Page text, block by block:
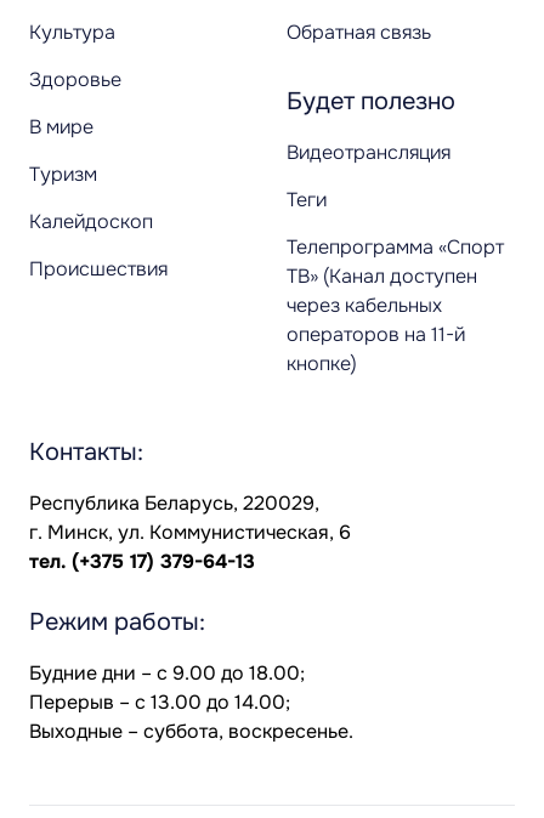
Культура
Здоровье
В мире
Туризм
Калейдоскоп
Происшествия
Обратная связь
Будет полезно
Видеотрансляция
Теги
Телепрограмма «Спорт
ТВ» (Канал доступен
через кабельных
операторов на 11-й
кнопке)
Контакты:
Республика Беларусь, 220029,
г. Минск, ул. Коммунистическая, 6
тел. (+375 17) 379-64-13
Режим работы:
Будние дни – с 9.00 до 18.00;
Перерыв – с 13.00 до 14.00;
Выходные – суббота, воскресенье.